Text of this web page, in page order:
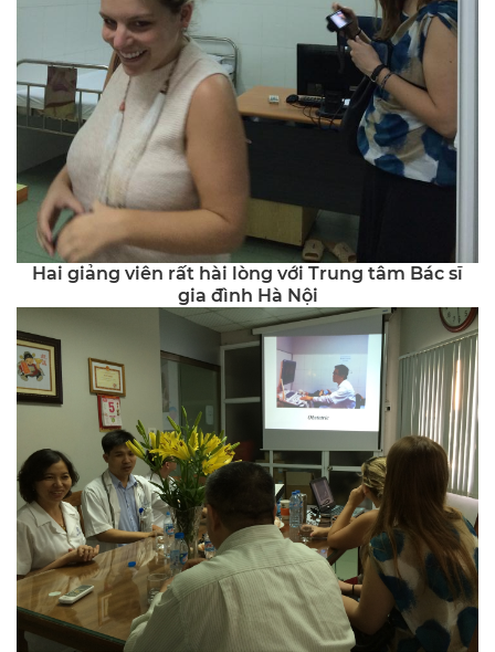
Hai giảng viên rất hài lòng với Trung tâm Bác sĩ
gia đình Hà Nội